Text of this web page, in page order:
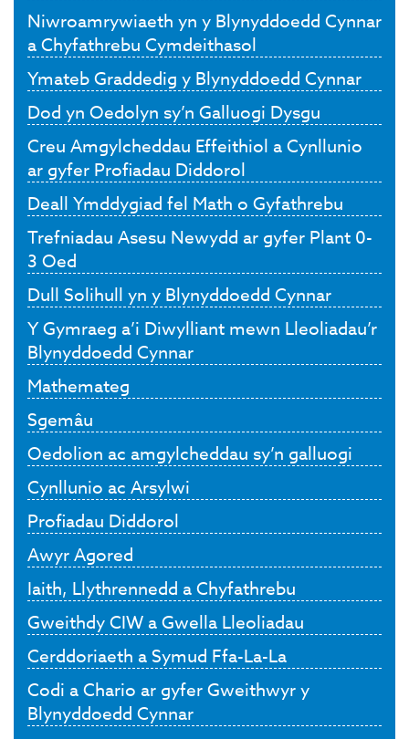
Niwroamrywiaeth yn y Blynyddoedd Cynnar
a Chyfathrebu Cymdeithasol
Ymateb Graddedig y Blynyddoedd Cynnar
Dod yn Oedolyn sy’n Galluogi Dysgu
Creu Amgylcheddau Effeithiol a Cynllunio
ar gyfer Profiadau Diddorol
Deall Ymddygiad fel Math o Gyfathrebu
Trefniadau Asesu Newydd ar gyfer Plant 0-
3 Oed
Dull Solihull yn y Blynyddoedd Cynnar
Y Gymraeg a’i Diwylliant mewn Lleoliadau’r
Blynyddoedd Cynnar
Mathemateg
Sgemâu
Oedolion ac amgylcheddau sy’n galluogi
Cynllunio ac Arsylwi
Profiadau Diddorol
Awyr Agored
Iaith, Llythrennedd a Chyfathrebu
Gweithdy CIW a Gwella Lleoliadau
Cerddoriaeth a Symud Ffa-La-La
Codi a Chario ar gyfer Gweithwyr y
Blynyddoedd Cynnar